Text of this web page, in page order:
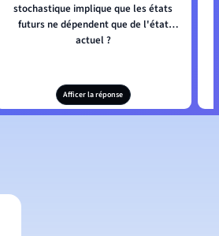
stochastique implique que les états
futurs ne dépendent que de l'état
actuel ?
Afficer la réponse